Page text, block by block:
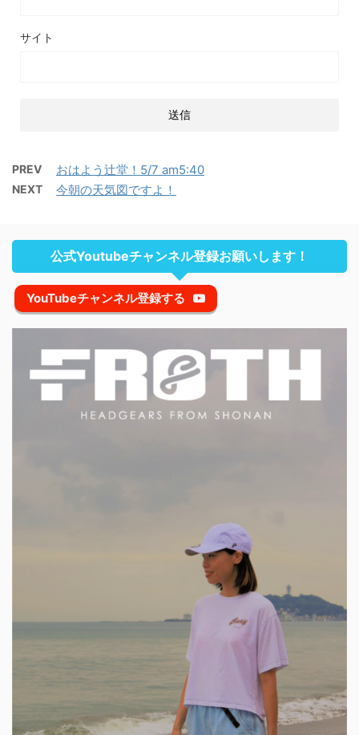
サイト
PREV おはよう辻堂！5/7 am5:40
NEXT 今朝の天気図ですよ！
公式Youtubeチャンネル登録お願いします！
YouTubeチャンネル登録する